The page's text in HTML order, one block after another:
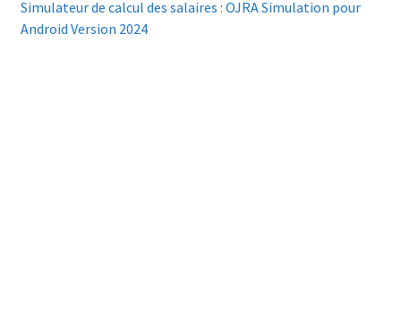
Simulateur de calcul des salaires : OJRA Simulation pour
Android Version 2024